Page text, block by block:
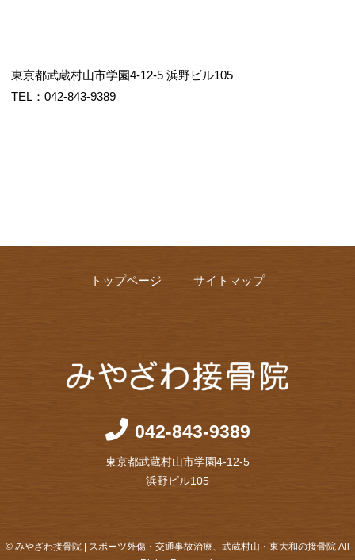
東京都武蔵村山市学園4-12-5 浜野ビル105
TEL：042-843-9389
トップページ サイトマップ
042-843-9389
東京都武蔵村山市学園4-12-5
浜野ビル105
© みやざわ接骨院 | スポーツ外傷・交通事故治療、武蔵村山・東大和の接骨院 All